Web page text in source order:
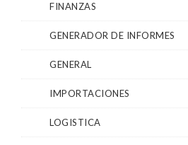
FINANZAS
GENERADOR DE INFORMES
GENERAL
IMPORTACIONES
LOGISTICA